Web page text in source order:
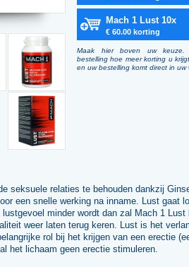
Mach 1 Lust 10x
€ 60.00 korting
Maak hier boven uw
bestelling hoe meer korting u
en uw bestelling komt direct in uw
seksuele relaties te behouden dankzij
een snelle werking na inname. Lust gaat
minder wordt dan zal Mach 1 Lust
weer laten terug keren. Lust is het
rol bij het krijgen van een erectie
het lichaam geen erectie stimuleren.